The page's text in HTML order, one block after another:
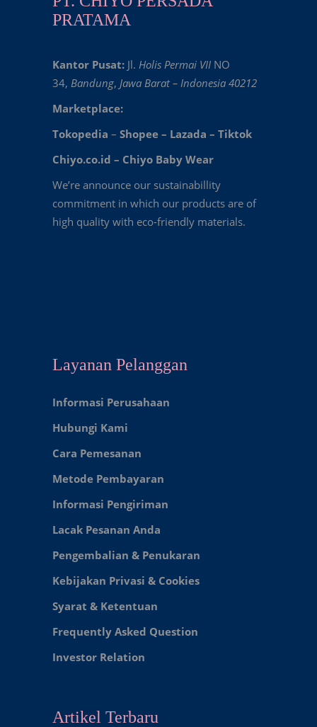
PRATAMA
Kantor Pusat: Jl. Holis Permai VII NO
34, Bandung, Jawa Barat – Indonesia 40212
Marketplace:
Tokopedia – Shopee – Lazada – Tiktok
Chiyo.co.id – Chiyo Baby Wear
We’re announce our sustainabillity
commitment in which our products are of
high quality with eco-friendly materials.
Layanan Pelanggan
Informasi Perusahaan
Hubungi Kami
Cara Pemesanan
Metode Pembayaran
Informasi Pengiriman
Lacak Pesanan Anda
Pengembalian & Penukaran
Kebijakan Privasi & Cookies
Syarat & Ketentuan
Frequently Asked Question
Investor Relation
Artikel Terbaru